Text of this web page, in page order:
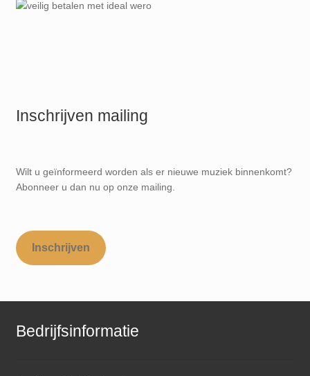
Inschrijven mailing
Wilt u geïnformeerd worden als er nieuwe muziek binnenkomt?
Abonneer u dan nu op onze mailing.
Inschrijven
Bedrijfsinformatie